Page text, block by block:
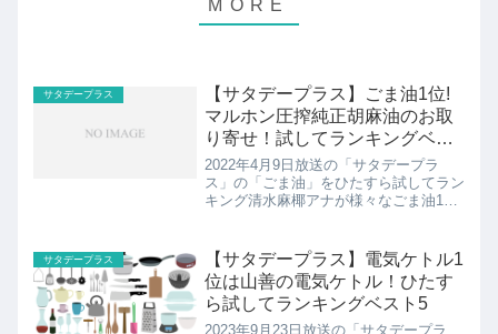
サタデープラス
【サタデープラス】ごま油1位!
マルホン圧搾純正胡麻油のお取
り寄せ！試してランキングベス
ト5
2022年4月9日放送の「サタデープラ
ス」の「ごま油」をひたすら試してラン
キング清水麻椰アナが様々なごま油15
的のおすすめベスト5を紹介します！
サタデープラス
【サタデープラス】電気ケトル1
位は山善の電気ケトル！ひたす
ら試してランキングベスト5
2023年9月23日放送の「サタデープラ